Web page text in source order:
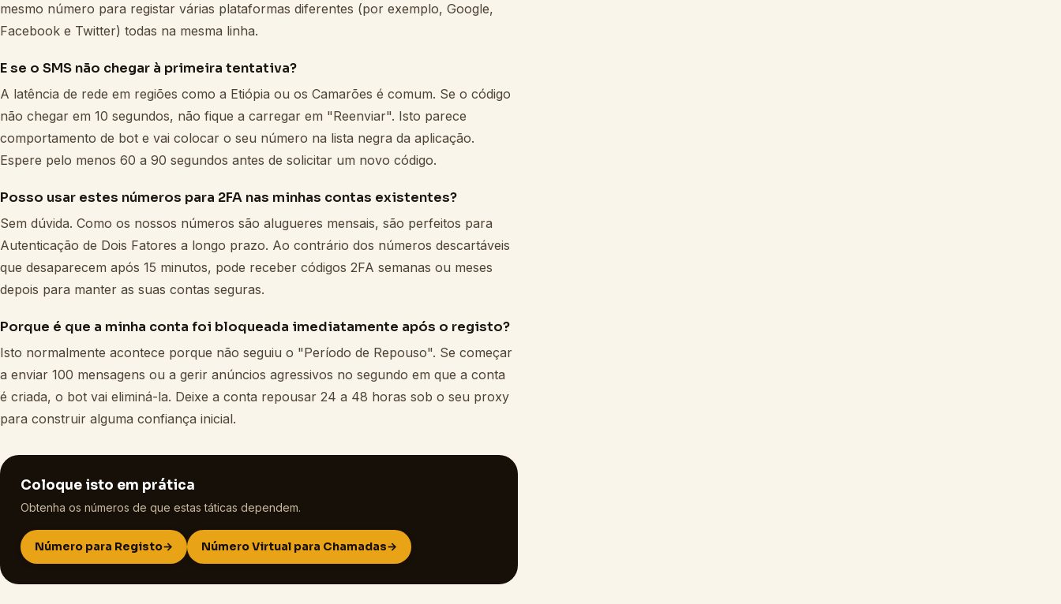
mesmo número para registar várias plataformas diferentes (por exemplo, Google,
Facebook e Twitter) todas na mesma linha.
E se o SMS não chegar à primeira tentativa?
A latência de rede em regiões como a Etiópia ou os Camarões é comum. Se o código
não chegar em 10 segundos, não fique a carregar em "Reenviar". Isto parece
comportamento de bot e vai colocar o seu número na lista negra da aplicação.
Espere pelo menos 60 a 90 segundos antes de solicitar um novo código.
Posso usar estes números para 2FA nas minhas contas existentes?
Sem dúvida. Como os nossos números são alugueres mensais, são perfeitos para
Autenticação de Dois Fatores a longo prazo. Ao contrário dos números descartáveis
que desaparecem após 15 minutos, pode receber códigos 2FA semanas ou meses
depois para manter as suas contas seguras.
Porque é que a minha conta foi bloqueada imediatamente após o registo?
Isto normalmente acontece porque não seguiu o "Período de Repouso". Se começar
a enviar 100 mensagens ou a gerir anúncios agressivos no segundo em que a conta
é criada, o bot vai eliminá-la. Deixe a conta repousar 24 a 48 horas sob o seu proxy
para construir alguma confiança inicial.
Coloque isto em prática
Obtenha os números de que estas táticas dependem.
Número para Registo→ Número Virtual para Chamadas→